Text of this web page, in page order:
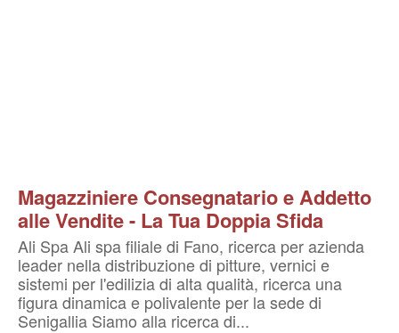
Magazziniere Consegnatario e Addetto
alle Vendite - La Tua Doppia Sfida
Ali Spa Ali spa filiale di Fano, ricerca per azienda
leader nella distribuzione di pitture, vernici e
sistemi per l'edilizia di alta qualità, ricerca una
figura dinamica e polivalente per la sede di
Senigallia Siamo alla ricerca di...